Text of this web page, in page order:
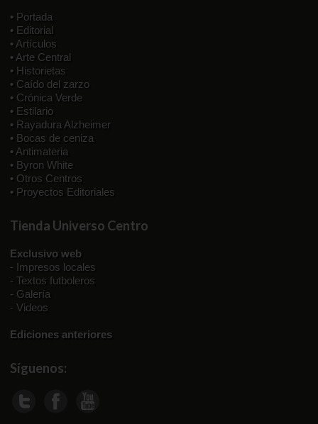
• Portada
• Editorial
• Artículos
• Arte Central
• Historietas
• Caído del zarzo
• Crónica Verde
• Estilario
• Rayadura Alzheimer
• Bocas de ceniza
• Antimateria
• Byron White
• Otros Centros
• Proyectos Editoriales
Tienda Universo Centro
Exclusivo web
- Impresos locales
-Textos futboleros
- Galería
-Videos
Ediciones anteriores
Síguenos: